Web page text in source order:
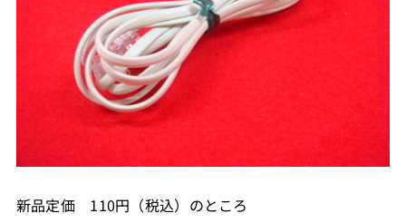
新品定価 110円（税込）のところ